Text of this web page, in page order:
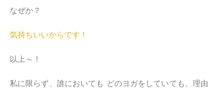
なぜか？
気持ちいいからです！
以上～！
私に限らず、誰においても どのヨガをしていても、理由